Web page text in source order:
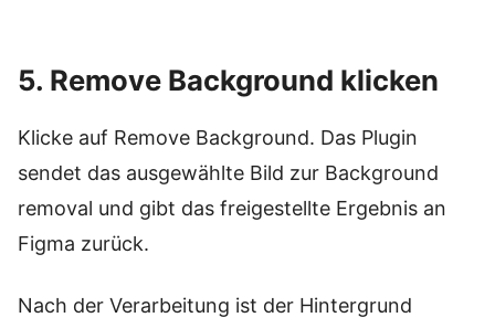
5. Remove Background klicken
Klicke auf Remove Background. Das Plugin
sendet das ausgewählte Bild zur Background
removal und gibt das freigestellte Ergebnis an
Figma zurück.
Nach der Verarbeitung ist der Hintergrund